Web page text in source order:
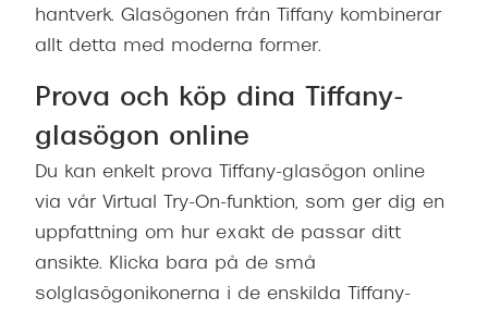
hantverk. Glasögonen från Tiffany kombinerar
allt detta med moderna former.
Prova och köp dina Tiffany-
glasögon online
Du kan enkelt prova Tiffany-glasögon online
via vår Virtual Try-On-funktion, som ger dig en
uppfattning om hur exakt de passar ditt
ansikte. Klicka bara på de små
solglasögonikonerna i de enskilda Tiffany-